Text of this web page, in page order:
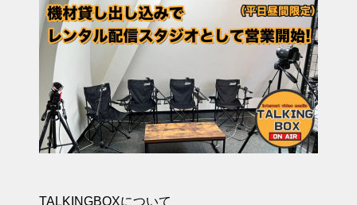
TALKINGBOXについて